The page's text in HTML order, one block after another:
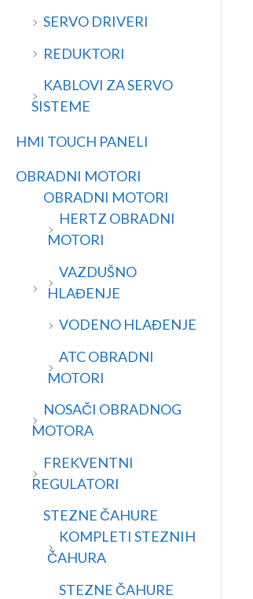
SERVO DRIVERI
REDUKTORI
KABLOVI ZA SERVO
SISTEME
HMI TOUCH PANELI
OBRADNI MOTORI
OBRADNI MOTORI
HERTZ OBRADNI
MOTORI
VAZDUŠNO
HLAĐENJE
VODENO HLAĐENJE
ATC OBRADNI
MOTORI
NOSAČI OBRADNOG
MOTORA
FREKVENTNI
REGULATORI
STEZNE ČAHURE
KOMPLETI STEZNIH
ČAHURA
STEZNE ČAHURE